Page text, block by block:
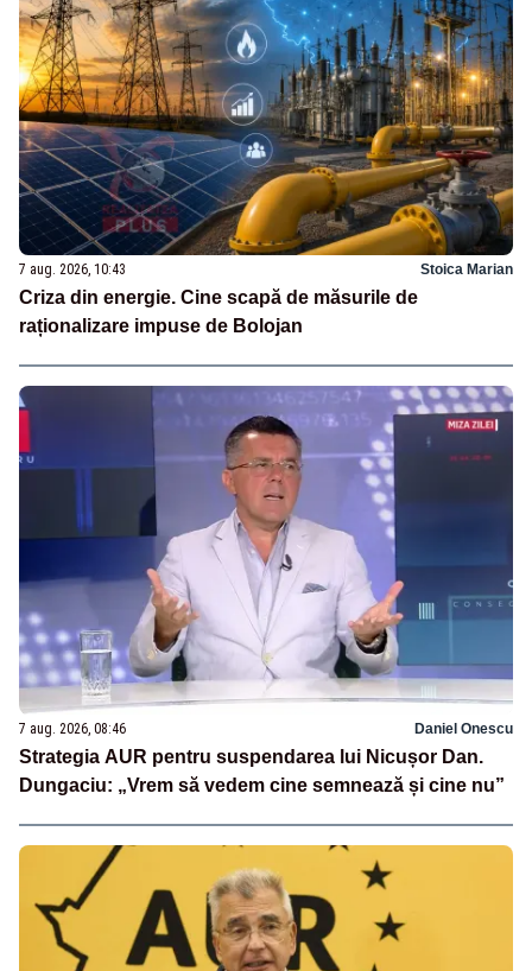
7 aug. 2026, 10:43 Stoica Marian
Criza din energie. Cine scapă de măsurile de
raționalizare impuse de Bolojan
7 aug. 2026, 08:46 Daniel Onescu
Strategia AUR pentru suspendarea lui Nicușor Dan.
Dungaciu: „Vrem să vedem cine semnează și cine nu”